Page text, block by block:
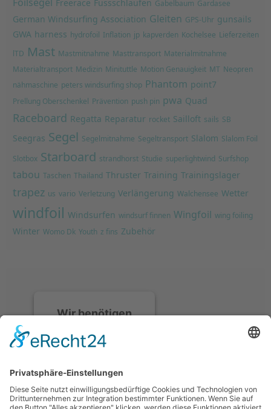
Freerace Fussschlaufen Gabelbaum Gardasee
German Windsurfing Association Gleiten GPS-Uhr gunsails
GWA harness hydrofoil Inflation jp kapverden Kochelsee Lieferzeiten
lTD Mast Mastmitnahme Masttransport Materialmitnahme
Materialtransport Medizin Minituttle Motion Genauigkeit MT Neopren
nähmaschine peters windsurfing shop Phantom point7
Prellung Oberschenkel Prävention push pin pwa Quad
Raceboard Regatta Reparatur rocket Sailloft sails SB
Seegras Segel Segelmitnahme Segeltransport Slalom Slalom Foil
Slotbox Starboard strandhorst Studie superlightwind Surfshop
tabou Taschen Thailand Thruster Training Trainingslager
trapez us vario Verletzung Verlängerung Walchensee Wetter
windfoil Windsurfen windsurf finnen Wingfoil wing foiling
Winter Womo Dk Youth z fins Zubehör
Wir benötigen
Zustimmung, um
Service zu laden!
Wir verwenden
Discord, um Inhalte